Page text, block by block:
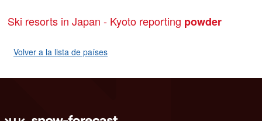
Ski resorts in Japan - Kyoto reporting powder
Volver a la lista de países